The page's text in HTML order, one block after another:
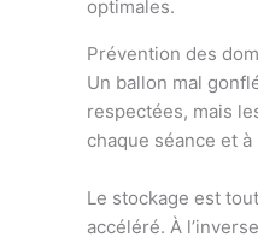
Prévention des
Un ballon mal
respectées, mais
chaque séance et
Le stockage est
accéléré. À